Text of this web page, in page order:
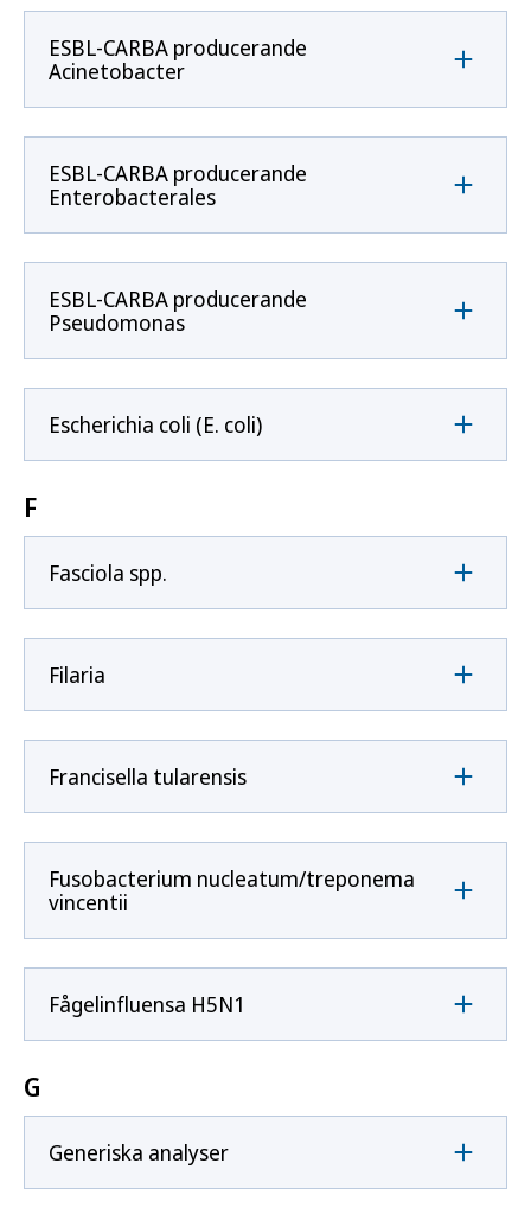
ESBL-CARBA producerande
Acinetobacter
ESBL-CARBA producerande
Enterobacterales
ESBL-CARBA producerande
Pseudomonas
Escherichia coli (E. coli)
F
Fasciola spp.
Filaria
Francisella tularensis
Fusobacterium nucleatum/treponema
vincentii
Fågelinfluensa H5N1
G
Generiska analyser